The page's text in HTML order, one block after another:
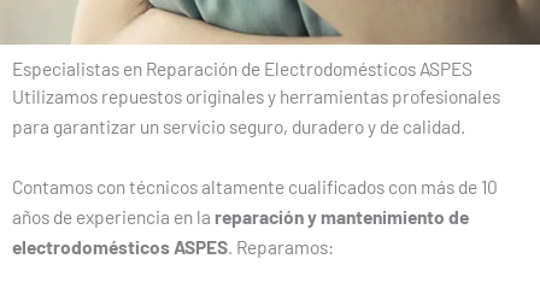
Especialistas en Reparación de Electrodomésticos ASPES
Utilizamos repuestos originales y herramientas profesionales
para garantizar un servicio seguro, duradero y de calidad.
Contamos con técnicos altamente cualificados con más de 10
años de experiencia en la reparación y mantenimiento de
electrodomésticos ASPES. Reparamos: